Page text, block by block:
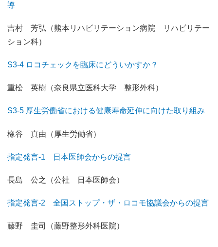
導
吉村 芳弘（熊本リハビリテーション病院 リハビリテー
ション科）
S3-4 ロコチェックを臨床にどういかすか？
重松 英樹（奈良県立医科大学 整形外科）
S3-5 厚生労働省における健康寿命延伸に向けた取り組み
橡谷 真由（厚生労働省）
指定発言-1 日本医師会からの提言
長島 公之（公社 日本医師会）
指定発言-2 全国ストップ・ザ・ロコモ協議会からの提言
藤野 圭司（藤野整形外科医院）